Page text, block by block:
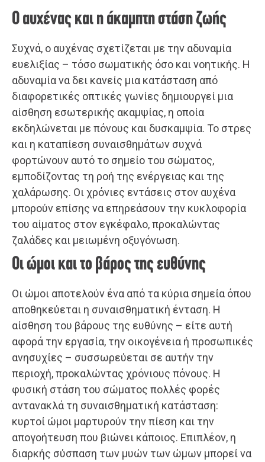
Ο αυχένας και η άκαμπτη στάση ζωής
Συχνά, ο αυχένας σχετίζεται με την αδυναμία
ευελιξίας – τόσο σωματικής όσο και νοητικής. Η
αδυναμία να δει κανείς μια κατάσταση από
διαφορετικές οπτικές γωνίες δημιουργεί μια
αίσθηση εσωτερικής ακαμψίας, η οποία
εκδηλώνεται με πόνους και δυσκαμψία. Το στρες
και η καταπίεση συναισθημάτων συχνά
φορτώνουν αυτό το σημείο του σώματος,
εμποδίζοντας τη ροή της ενέργειας και της
χαλάρωσης. Οι χρόνιες εντάσεις στον αυχένα
μπορούν επίσης να επηρεάσουν την κυκλοφορία
του αίματος στον εγκέφαλο, προκαλώντας
ζαλάδες και μειωμένη οξυγόνωση.
Οι ώμοι και το βάρος της ευθύνης
Οι ώμοι αποτελούν ένα από τα κύρια σημεία όπου
αποθηκεύεται η συναισθηματική ένταση. Η
αίσθηση του βάρους της ευθύνης – είτε αυτή
αφορά την εργασία, την οικογένεια ή προσωπικές
ανησυχίες – συσσωρεύεται σε αυτήν την
περιοχή, προκαλώντας χρόνιους πόνους. Η
φυσική στάση του σώματος πολλές φορές
αντανακλά τη συναισθηματική κατάσταση:
κυρτοί ώμοι μαρτυρούν την πίεση και την
απογοήτευση που βιώνει κάποιος. Επιπλέον, η
διαρκής σύσπαση των μυών των ώμων μπορεί να